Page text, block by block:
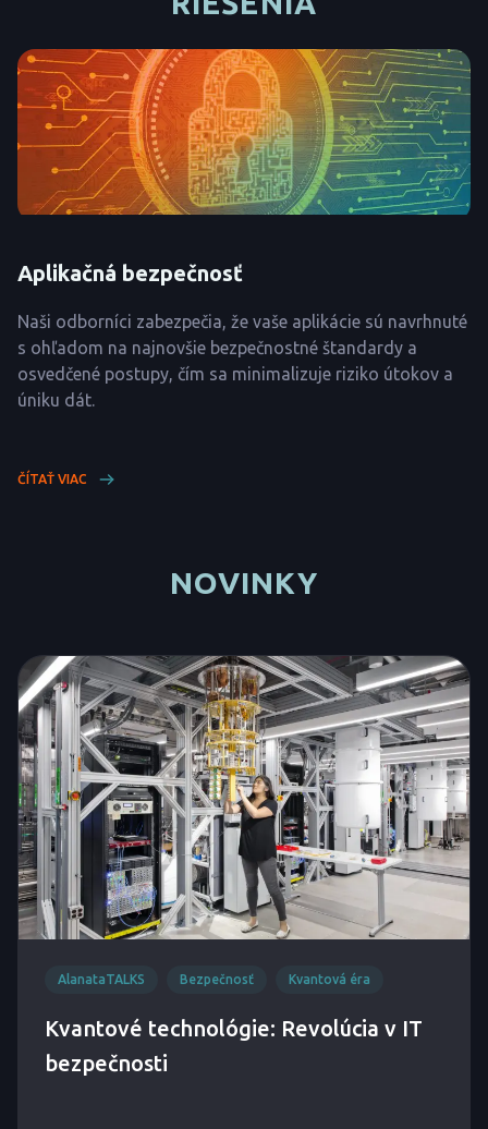
Aplikačná bezpečnosť
Naši odborníci zabezpečia, že vaše aplikácie sú navrhnuté
s ohľadom na najnovšie bezpečnostné štandardy a
osvedčené postupy, čím sa minimalizuje riziko útokov a
úniku dát.
ČÍTAŤ VIAC
NOVINKY
AlanataTALKS Bezpečnosť Kvantová éra
Kvantové technológie: Revolúcia v IT
bezpečnosti